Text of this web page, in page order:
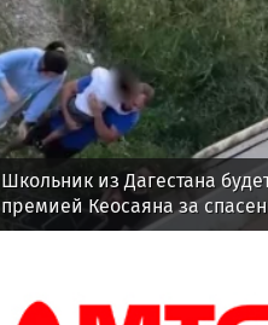
Школьник из Дагестана
премией Кеосаяна за